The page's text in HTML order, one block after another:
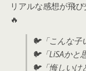
リアルな感想が飛
🔥
🐦「こんな子
🐦「LiSAかと
🐦「悔しいけ